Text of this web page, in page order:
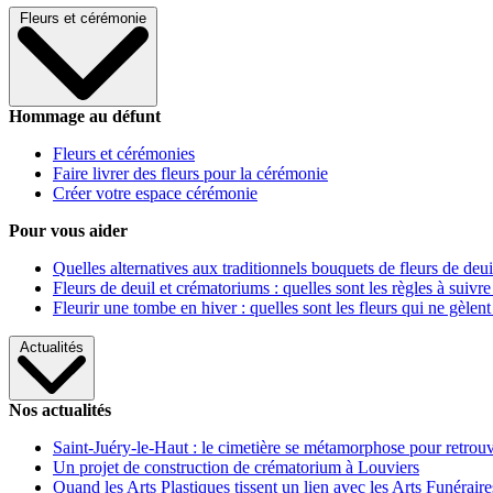
Fleurs et cérémonie
Hommage au défunt
Fleurs et cérémonies
Faire livrer des fleurs pour la cérémonie
Créer votre espace cérémonie
Pour vous aider
Quelles alternatives aux traditionnels bouquets de fleurs de
Fleurs de deuil et crématoriums : quelles sont les règles à
Fleurir une tombe en hiver : quelles sont les fleurs qui ne gèlent
Actualités
Nos actualités
Saint-Juéry-le-Haut : le cimetière se métamorphose pour
Un projet de construction de crématorium à Louviers
Quand les Arts Plastiques tissent un lien avec les Arts